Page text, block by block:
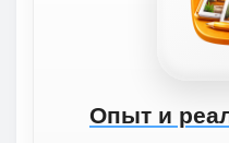
Опыт и